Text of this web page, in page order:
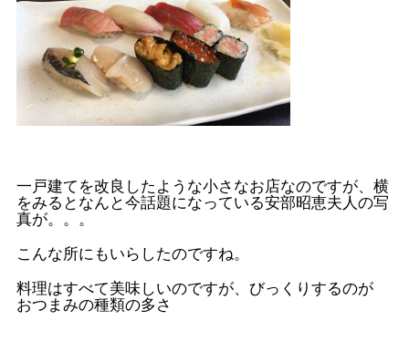
一戸建てを改良したような小さなお店なのですが、横
をみるとなんと今話題になっている安部昭恵夫人の写
真が。。。
こんな所にもいらしたのですね。
料理はすべて美味しいのですが、びっくりするのが
おつまみの種類の多さ